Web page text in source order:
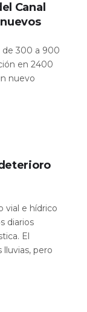
Canal
de 300 a 900
en 2400
nuevo
vial e hídrico
diarios
El
lluvias, pero